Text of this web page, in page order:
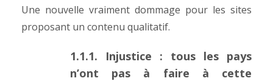
Une nouvelle vraiment dommage pour les sites
proposant un contenu qualitatif.
1.1.1. Injustice : tous les pays
n’ont pas à faire à cette